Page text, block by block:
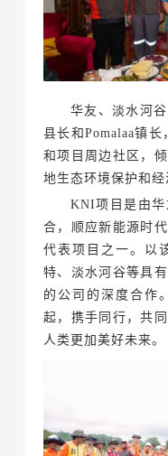
华友、淡水河
县长和Pomalaa镇
和项目周边社区，
地生态环境保护和经
KNI项目是由
合，顺应新能源时
代表项目之一。以
特、淡水河谷等具
的公司的深度合作
起，携手同行，共
人类更加美好未来。